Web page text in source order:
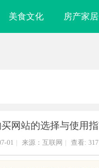
美食文化 房产家居
网站的选择与使用
01 来源：互联网 查看: 317